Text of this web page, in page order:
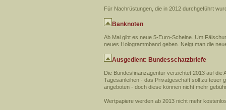
Für Nachrüstungen, die in 2012 durchgeführt
Banknoten
Ab Mai gibt es neue 5-Euro-Scheine. Um
neues Hologrammband geben. Neigt man die
Ausgedient: Bundesschatzbriefe
Die Bundesfinanzagentur verzichtet 2013 auf
Tagesanleihen - das Privatgeschäft soll zu teuer
angeboten - doch diese können nicht mehr
Wertpapiere werden ab 2013 nicht mehr